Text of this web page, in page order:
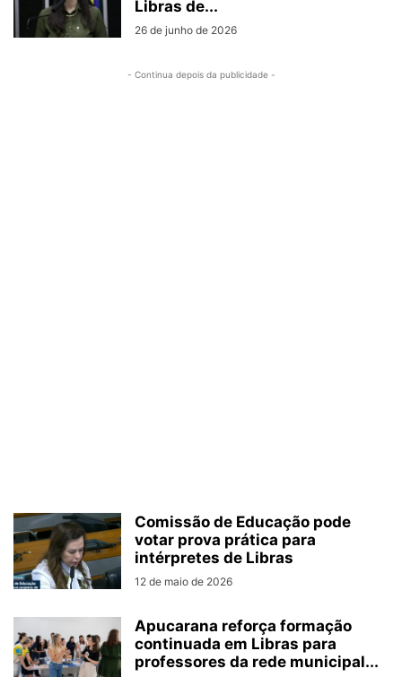
Libras de...
26 de junho de 2026
- Continua depois da publicidade -
Comissão de Educação pode
votar prova prática para
intérpretes de Libras
12 de maio de 2026
Apucarana reforça formação
continuada em Libras para
professores da rede municipal...